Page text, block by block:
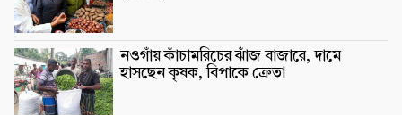
নওগাঁয় কাঁচামরিচের ঝাঁজ বাজারে, দামে
হাসছেন কৃষক, বিপাকে ক্রেতা